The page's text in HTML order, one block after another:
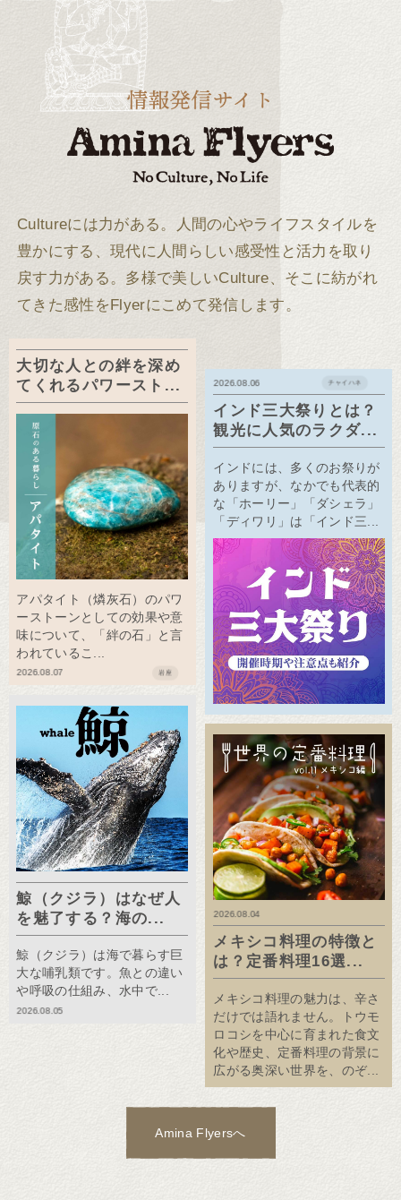
Cultureには力がある。
人間の心やライフスタイルを
豊かにする、現代に人間らしい感受性と活力を取り
戻す力がある。 多様で美しいCulture、そこに紡がれ
てきた感性をFlyerにこめて発信します。
大切な人との絆を深め
てくれるパワースト...
アパタイト（燐灰石）のパワ
ーストーンとしての効果や意
味について、「絆の石」と言
われているこ...
2026.08.07 岩座
インド三大祭りとは？
観光に人気のラクダ...
インドには、多くのお祭りが
ありますが、なかでも代表的
な「ホーリー」「ダシェラ」
「ディワリ」は「インド三...
2026.08.06 チャイハネ
鯨（クジラ）はなぜ人
を魅了する？海の...
鯨（クジラ）は海で暮らす巨
大な哺乳類です。魚との違い
や呼吸の仕組み、水中で...
2026.08.05
メキシコ料理の特徴と
は？定番料理16選...
メキシコ料理の魅力は、辛さ
だけでは語れません。トウモ
ロコシを中心に育まれた食文
化や歴史、定番料理の背景に
広がる奥深い世界を、のぞ...
2026.08.04
Amina Flyersへ